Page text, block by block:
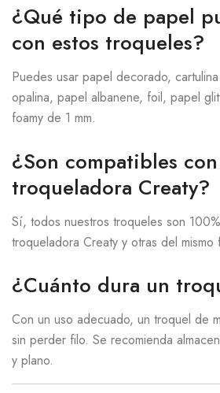
¿Qué tipo de papel
con estos troqueles?
Puedes usar papel decorado,
opalina, papel albanene, foil, papel
foamy de 1 mm.
¿Son compatibles
troqueladora Creaty?
Sí, todos nuestros troqueles son
troqueladora Creaty y otras del mismo
¿Cuánto dura un
Con un uso adecuado, un troquel de
sin perder filo. Se recomienda
y plano.